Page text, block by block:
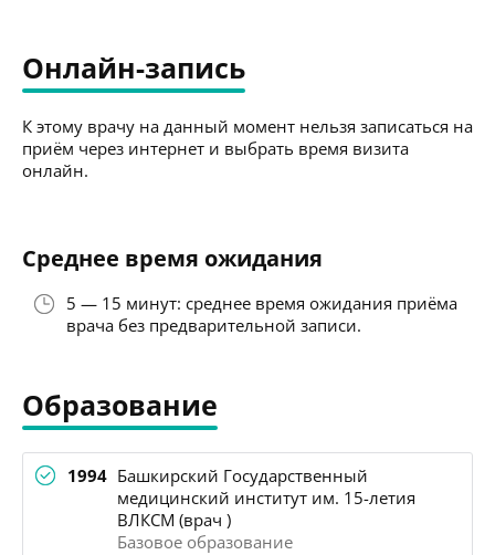
Онлайн-запись
К этому врачу на данный момент нельзя записаться на
приём через интернет и выбрать время визита
онлайн.
Среднее время ожидания
5 — 15 минут: среднее время ожидания приёма
врача без предварительной записи.
Образование
1994 Башкирский Государственный
медицинский институт им. 15-летия
ВЛКСМ (врач )
Базовое образование